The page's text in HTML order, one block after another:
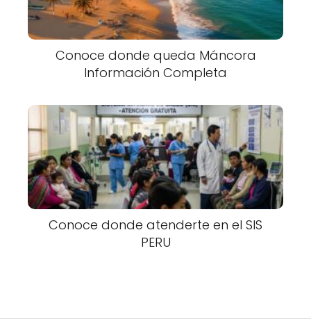
Conoce donde queda Máncora
Información Completa
Conoce donde atenderte en el SIS
PERU